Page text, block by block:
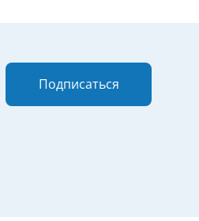
Подписаться